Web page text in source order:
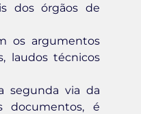
dos órgãos de
os argumentos
laudos técnicos
segunda via da
documentos, é